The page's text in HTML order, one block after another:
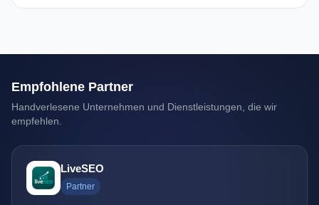
Empfohlene Partner
Handverlesene Unternehmen und Dienstleistungen, die wir
empfehlen.
LiveSEO
Partner